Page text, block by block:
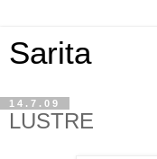
Sarita
14.7.09
LUSTRE